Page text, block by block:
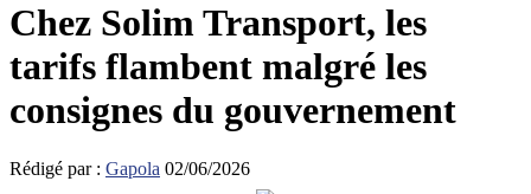
Chez Solim Transport, les
tarifs flambent malgré les
consignes du gouvernement
Rédigé par : Gapola 02/06/2026